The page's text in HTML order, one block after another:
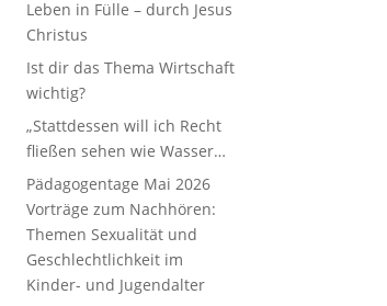
Leben in Fülle – durch Jesus
Christus
Ist dir das Thema Wirtschaft
wichtig?
„Stattdessen will ich Recht
fließen sehen wie Wasser…
Pädagogentage Mai 2026
Vorträge zum Nachhören:
Themen Sexualität und
Geschlechtlichkeit im
Kinder- und Jugendalter